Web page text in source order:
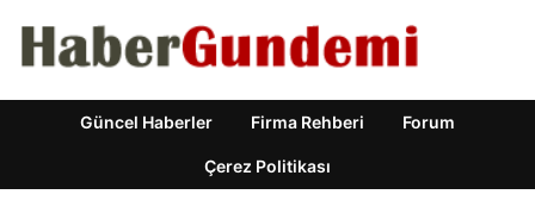
Güncel Haberler Firma Rehberi Forum
Çerez Politikası